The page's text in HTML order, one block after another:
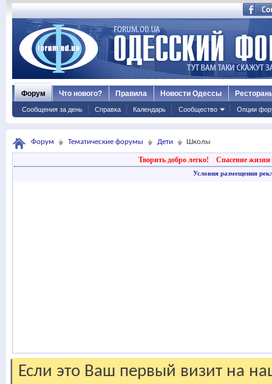
Форум
Сообщения за день Справка Календарь Сообщество Опции
Что нового? Правила Новости Одессы
Форум Тематические форумы Дети Школы
Творить добро легко! Спасение жизни
Условия размещения
Если это Ваш первый визит на